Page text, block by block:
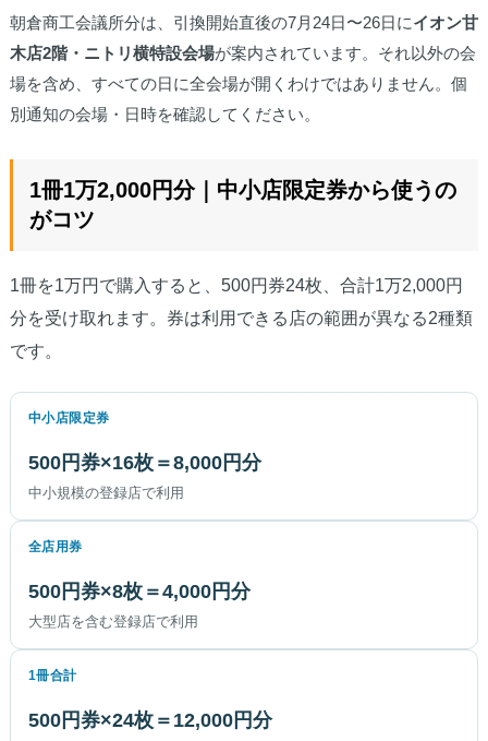
朝倉商工会議所分は、引換開始直後の7月24日〜26日にイオン甘
木店2階・ニトリ横特設会場が案内されています。それ以外の会
場を含め、すべての日に全会場が開くわけではありません。個
別通知の会場・日時を確認してください。
1冊1万2,000円分｜中小店限定券から使うの
がコツ
1冊を1万円で購入すると、500円券24枚、合計1万2,000円
分を受け取れます。券は利用できる店の範囲が異なる2種類
です。
中小店限定券
500円券×16枚＝8,000円分
中小規模の登録店で利用
全店用券
500円券×8枚＝4,000円分
大型店を含む登録店で利用
1冊合計
500円券×24枚＝12,000円分